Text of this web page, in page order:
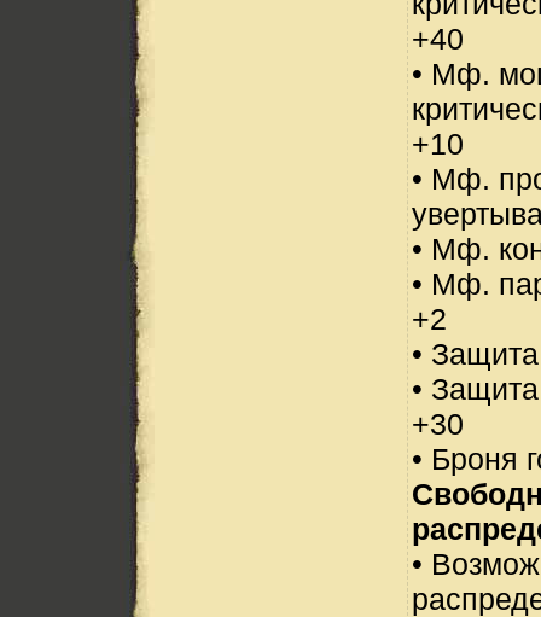
+40
• Мф.
+10
• Мф.
• Мф.
• Мф.
+2
•
•
+30
• Броня
•